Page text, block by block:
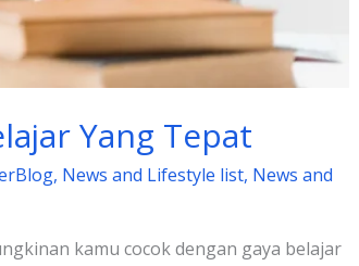
Yang Tepat
, News and Lifestyle list, News and
kamu cocok dengan gaya belajar